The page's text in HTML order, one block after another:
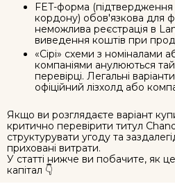
FET-форма (підтвердження
кордону) обов'язкова для
неможлива реєстрація в
виведення коштів при
«Сірі» схеми з номіналами
компаніями анулюються
перевірці. Легальні
офіційний лізхолд або
Якщо ви розглядаєте варіант
критично перевірити титул
структурувати угоду та
приховані витрати.
У статті нижче ви побачите, як
капітал 👇